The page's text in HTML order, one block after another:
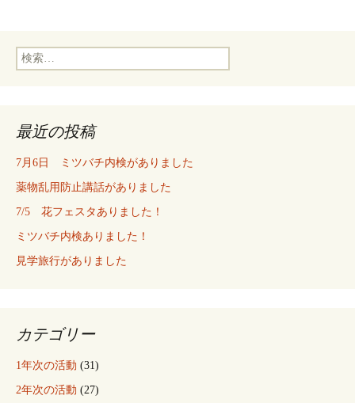
検
索:
最近の投稿
7月6日 ミツバチ内検がありました
薬物乱用防止講話がありました
7/5 花フェスタありました！
ミツバチ内検ありました！
見学旅行がありました
カテゴリー
1年次の活動 (31)
2年次の活動 (27)